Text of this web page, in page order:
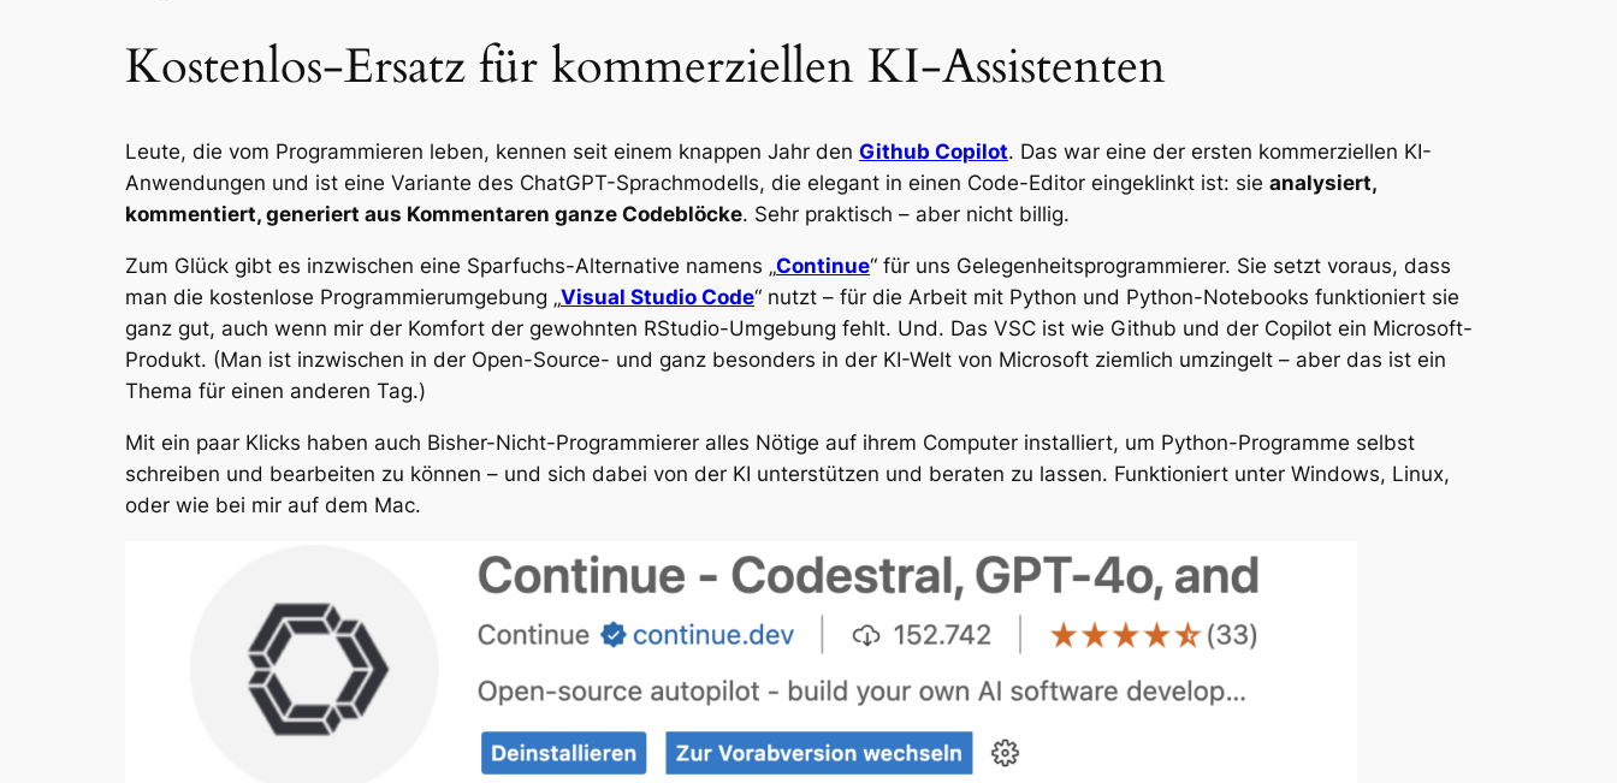
Kostenlos-Ersatz für kommerziellen KI-Assistenten
Leute, die vom Programmieren leben, kennen seit einem knappen Jahr den Github Copilot. Das war eine der ersten kommerziellen KI-
Anwendungen und ist eine Variante des ChatGPT-Sprachmodells, die elegant in einen Code-Editor eingeklinkt ist: sie analysiert,
kommentiert, generiert aus Kommentaren ganze Codeblöcke. Sehr praktisch – aber nicht billig.
Zum Glück gibt es inzwischen eine Sparfuchs-Alternative namens „Continue“ für uns Gelegenheitsprogrammierer. Sie setzt voraus, dass
man die kostenlose Programmierumgebung „Visual Studio Code“ nutzt – für die Arbeit mit Python und Python-Notebooks funktioniert sie
ganz gut, auch wenn mir der Komfort der gewohnten RStudio-Umgebung fehlt. Und. Das VSC ist wie Github und der Copilot ein Microsoft-
Produkt. (Man ist inzwischen in der Open-Source- und ganz besonders in der KI-Welt von Microsoft ziemlich umzingelt – aber das ist ein
Thema für einen anderen Tag.)
Mit ein paar Klicks haben auch Bisher-Nicht-Programmierer alles Nötige auf ihrem Computer installiert, um Python-Programme selbst
schreiben und bearbeiten zu können – und sich dabei von der KI unterstützen und beraten zu lassen. Funktioniert unter Windows, Linux,
oder wie bei mir auf dem Mac.